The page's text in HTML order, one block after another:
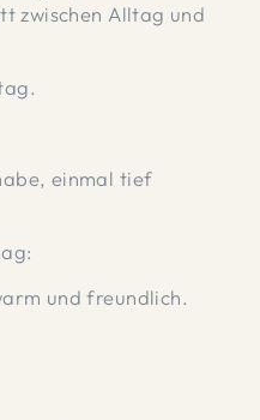
zwischen Alltag und
einmal tief
und freundlich.